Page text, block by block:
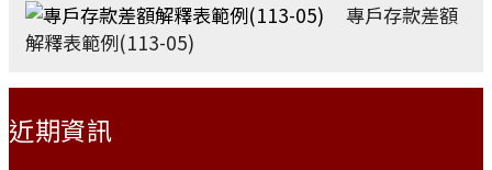
專戶存款差額
解釋表範例(113-05)
近期資訊